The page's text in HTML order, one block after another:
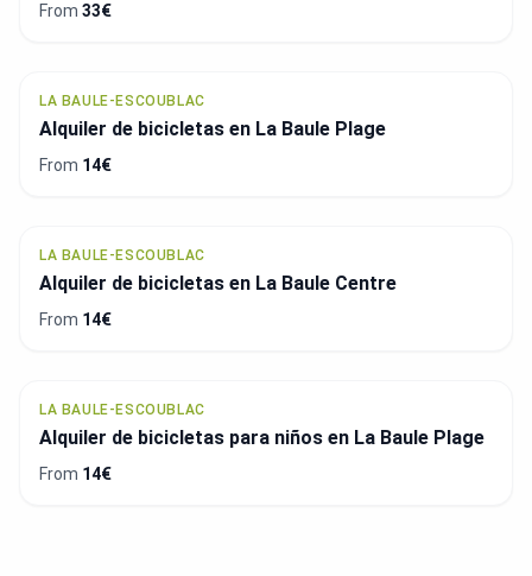
From 33€
LA BAULE-ESCOUBLAC
Alquiler de bicicletas en La Baule Plage
From 14€
LA BAULE-ESCOUBLAC
Alquiler de bicicletas en La Baule Centre
From 14€
LA BAULE-ESCOUBLAC
Alquiler de bicicletas para niños en La Baule Plage
From 14€